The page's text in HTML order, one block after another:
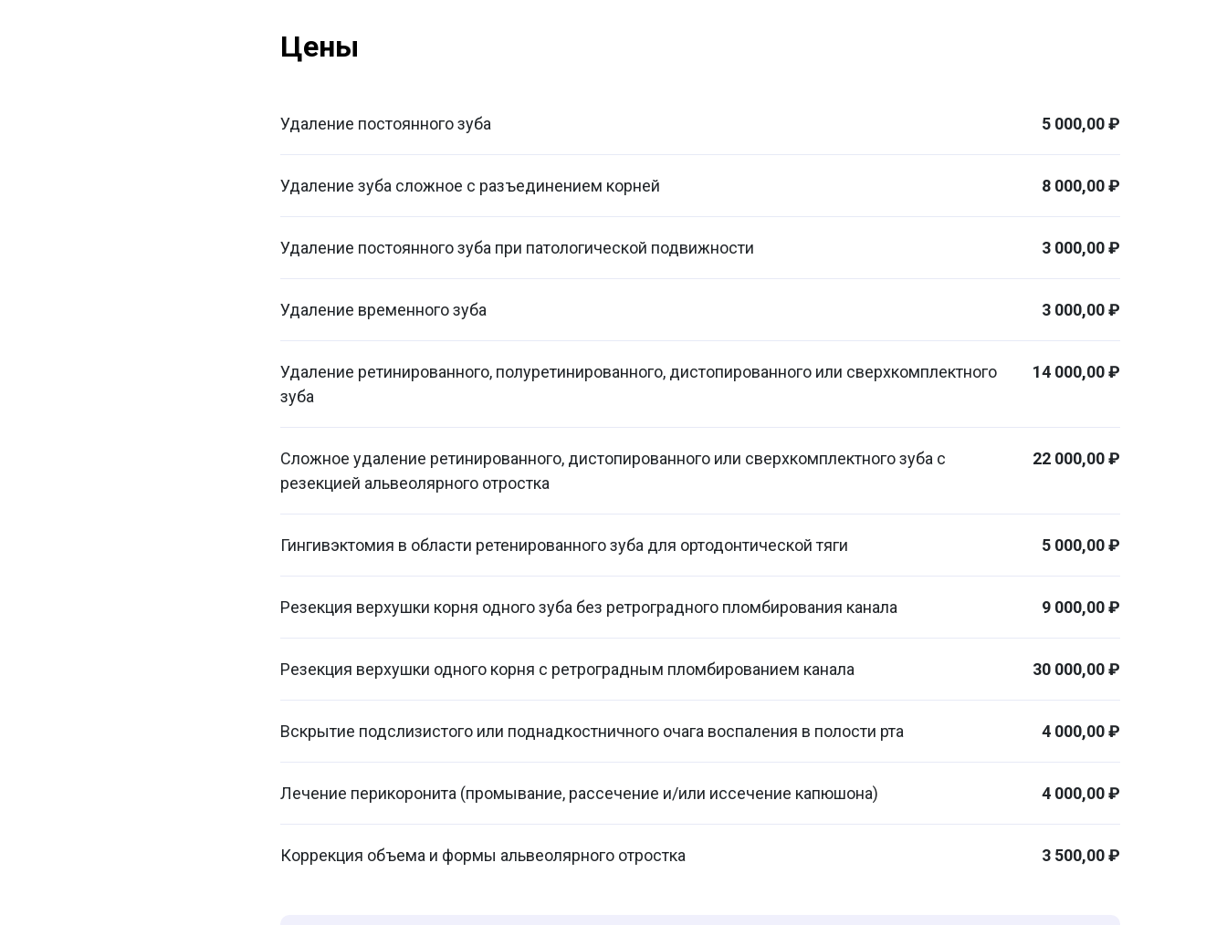
Цены
Удаление постоянного зуба 5 000,00 ₽
Удаление зуба сложное с разъединением корней 8 000,00 ₽
Удаление постоянного зуба при патологической подвижности 3 000,00 ₽
Удаление временного зуба 3 000,00 ₽
Удаление ретинированного, полуретинированного, дистопированного или сверхкомплектного
зуба
14 000,00 ₽
Сложное удаление ретинированного, дистопированного или сверхкомплектного зуба с
резекцией альвеолярного отростка
22 000,00 ₽
Гингивэктомия в области ретенированного зуба для ортодонтической тяги 5 000,00 ₽
Резекция верхушки корня одного зуба без ретроградного пломбирования канала 9 000,00 ₽
Резекция верхушки одного корня с ретроградным пломбированием канала 30 000,00 ₽
Вскрытие подслизистого или поднадкостничного очага воспаления в полости рта 4 000,00 ₽
Лечение перикоронита (промывание, рассечение и/или иссечение капюшона) 4 000,00 ₽
Коррекция объема и формы альвеолярного отростка 3 500,00 ₽